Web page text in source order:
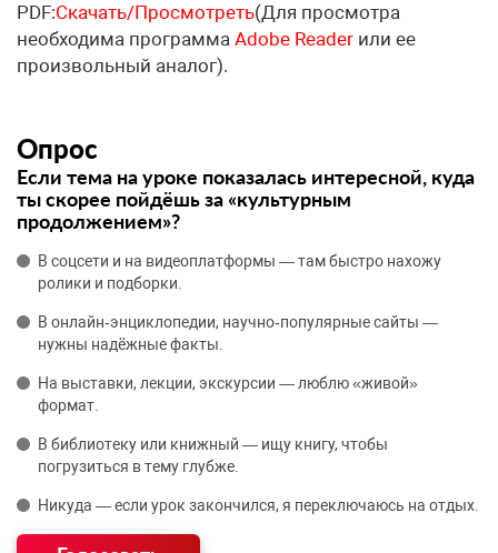
PDF:Скачать/Просмотреть(Для просмотра
необходима программа Adobe Reader или ее
произвольный аналог).
Опрос
Если тема на уроке показалась интересной, куда
ты скорее пойдёшь за «культурным
продолжением»?
В соцсети и на видеоплатформы — там быстро нахожу
ролики и подборки.
В онлайн‑энциклопедии, научно‑популярные сайты —
нужны надёжные факты.
На выставки, лекции, экскурсии — люблю «живой»
формат.
В библиотеку или книжный — ищу книгу, чтобы
погрузиться в тему глубже.
Никуда — если урок закончился, я переключаюсь на отдых.